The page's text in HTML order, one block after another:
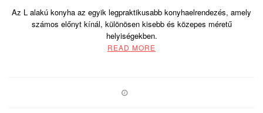
Az L alakú konyha az egyik legpraktikusabb konyhaelrendezés, amely
számos előnyt kínál, különösen kisebb és közepes méretű
helyiségekben.
READ MORE